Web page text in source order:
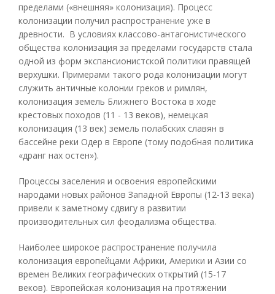
пределами («внешняя» колонизация). Процесс
колонизации получил распространение уже в
древности. В условиях классово-антагонистического
общества колонизация за пределами государств стала
одной из форм экспансионистской политики правящей
верхушки. Примерами такого рода колонизации могут
служить античные колонии греков и римлян,
колонизация земель Ближнего Востока в ходе
крестовых походов (11 - 13 веков), немецкая
колонизация (13 век) земель полабских славян в
бассейне реки Одер в Европе (тому подобная политика
«дранг нах остен»).
Процессы заселения и освоения европейскими
народами новых районов Западной Европы (12-13 века)
привели к заметному сдвигу в развитии
производительных сил феодализма общества.
Наиболее широкое распространение получила
колонизация европейцами Африки, Америки и Азии со
времен Великих географических открытий (15-17
веков). Европейская колонизация на протяжении